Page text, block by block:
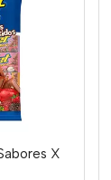
X